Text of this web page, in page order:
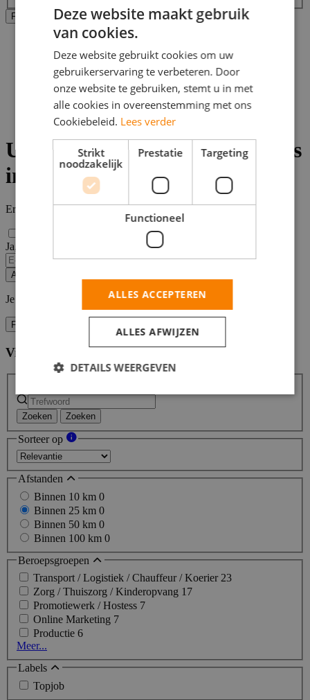
Filters Toepassen Alle filters wissen
Home
Bijbaan
Hoogeveen
Vacatures uiterlijke verzorging
Uiterlijke Verzorging vacatures
in Hoogeveen
Er zijn Uiterlijke Verzorging vacatures in Hoogeveen gevonden.
Ja, email mij de nieuwste vacatures van deze zoekopdracht!
Alert opslaan
Je kunt vacature-alerts op elk moment uitzetten.
Filters
Vind hier de baan die bij jou past
Zoeken Zoeken
Sorteer op
Afstanden
Binnen 10 km 0
Binnen 25 km 0
Binnen 50 km 0
Binnen 100 km 0
Beroepsgroepen
Transport / Logistiek / Chauffeur / Koerier 23
Zorg / Thuiszorg / Kinderopvang 17
Promotiewerk / Hostess 7
Online Marketing 7
Productie 6
Meer...
Labels
Topjob
Deze website maakt gebruik
van cookies.
Deze website gebruikt cookies om uw
gebruikerservaring te verbeteren. Door
onze website te gebruiken, stemt u in met
alle cookies in overeenstemming met ons
Cookiebeleid. Lees verder
Strikt
noodzakelijk
Prestatie Targeting
Functioneel
ALLES ACCEPTEREN
ALLES AFWIJZEN
DETAILS WEERGEVEN